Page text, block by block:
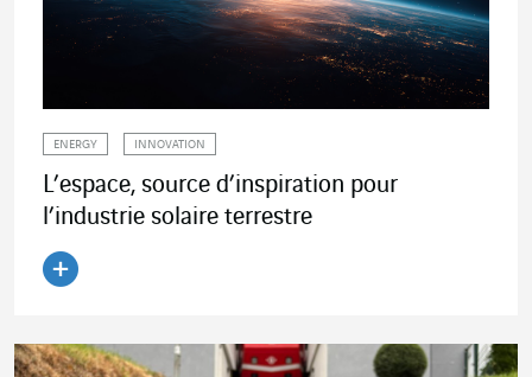
ENERGY INNOVATION
L’espace, source d’inspiration pour
l’industrie solaire terrestre